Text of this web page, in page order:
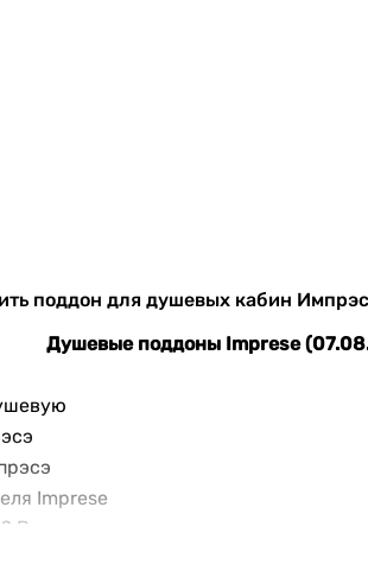
поддон для душевых кабин
Душевые поддоны Imprese
Imprese
? В списке товаров поддонов в
Imprese по цене от 8 139 до 9 987 грн.